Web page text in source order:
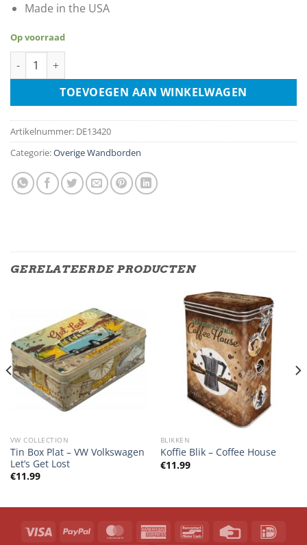
Made in the USA
Op voorraad
Chevrolet Corvette Stingray Convertible - 1965 aantal
TOEVOEGEN AAN WINKELWAGEN
Artikelnummer: DE13420
Categorie:Overige Wandborden
GERELATEERDE PRODUCTEN
VW COLLECTION
Tin Box Plat – VW Volkswagen
Let’s Get Lost
€11.99
BLIKKEN
Koffie Blik – Coffee House
€11.99